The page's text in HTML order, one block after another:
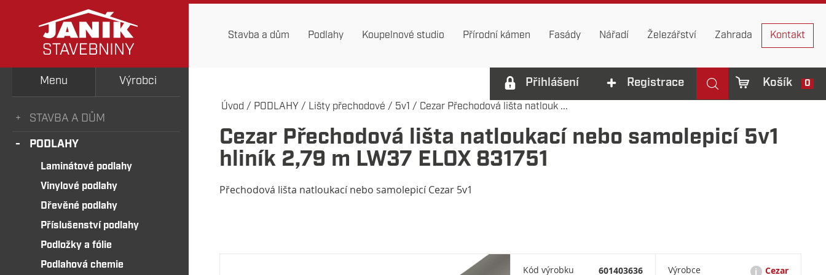
Stavba a dům Podlahy Koupelnové studio Přírodní kámen Fasády Nářadí Železářství Zahrada Kontakt
Přihlášení Registrace Košík 0
Menu Výrobci
STAVBA A DŮM
PODLAHY
Laminátové podlahy
Vinylové podlahy
Dřevěné podlahy
Příslušenství podlahy
Podložky a fólie
Podlahová chemie
Úvod / PODLAHY / Lišty přechodové / 5v1 / Cezar Přechodová lišta natlouk ...
Cezar Přechodová lišta natloukací nebo samolepicí 5v1
hliník 2,79 m LW37 ELOX 831751
Přechodová lišta natloukací nebo samolepicí Cezar 5v1
Kód výrobku 601403636 Výrobce i Cezar